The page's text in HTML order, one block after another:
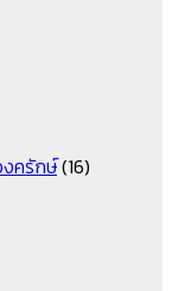
งครักษ์(16)